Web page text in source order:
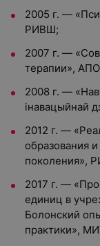
2005 г. —
РИВШ;
2007 г. —
терапии»,
2008 г. —
інавацыйнай
2012 г. —
образования
поколения»,
2017 г. —
единиц в
Болонский
практики»,